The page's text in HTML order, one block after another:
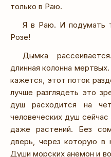
только в Раю.
Я в Раю. И подумать
Розе!
Дымка
длинная колонна
кажется, этот поток
лучше разглядеть это
душ расходится на
человеческих душ
даже растений. Без
дверь, через которую в
Души морских анемон и